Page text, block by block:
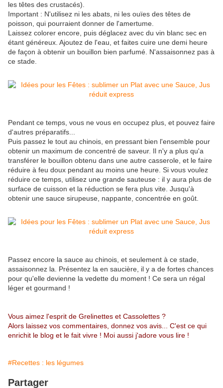
les têtes des crustacés).
Important : N'utilisez ni les abats, ni les ouïes des têtes de
poisson, qui pourraient donner de l'amertume.
Laissez colorer encore, puis déglacez avec du vin blanc sec en
étant généreux. Ajoutez de l'eau, et faites cuire une demi heure
de façon à obtenir un bouillon bien parfumé. N'assaisonnez pas à
ce stade.
Pendant ce temps, vous ne vous en occupez plus, et pouvez faire
d'autres préparatifs...
Puis passez le tout au chinois, en pressant bien l'ensemble pour
obtenir un maximum de concentré de saveur. Il n'y a plus qu'a
transférer le bouillon obtenu dans une autre casserole, et le faire
réduire à feu doux pendant au moins une heure. Si vous voulez
réduire ce temps, utilisez une grande sauteuse : il y aura plus de
surface de cuisson et la réduction se fera plus vite. Jusqu'à
obtenir une sauce sirupeuse, nappante, concentrée en goût.
Passez encore la sauce au chinois, et seulement à ce stade,
assaisonnez la. Présentez la en saucière, il y a de fortes chances
pour qu'elle devienne la vedette du moment ! Ce sera un régal
léger et gourmand !
Vous aimez l'esprit de Grelinettes et Cassolettes ?
Alors laissez vos commentaires, donnez vos avis... C'est ce qui
enrichit le blog et le fait vivre ! Moi aussi j'adore vous lire !
#Recettes : les légumes
Partager